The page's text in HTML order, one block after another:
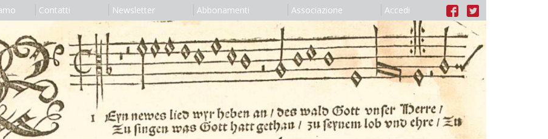
Contatti Newsletter Abbonamenti Associazione Accedi